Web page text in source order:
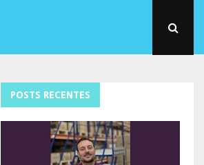
POSTS RECENTES